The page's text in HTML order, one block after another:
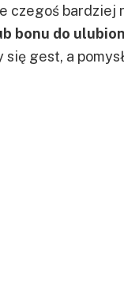
czegoś bardziej
bonu do
się gest, a